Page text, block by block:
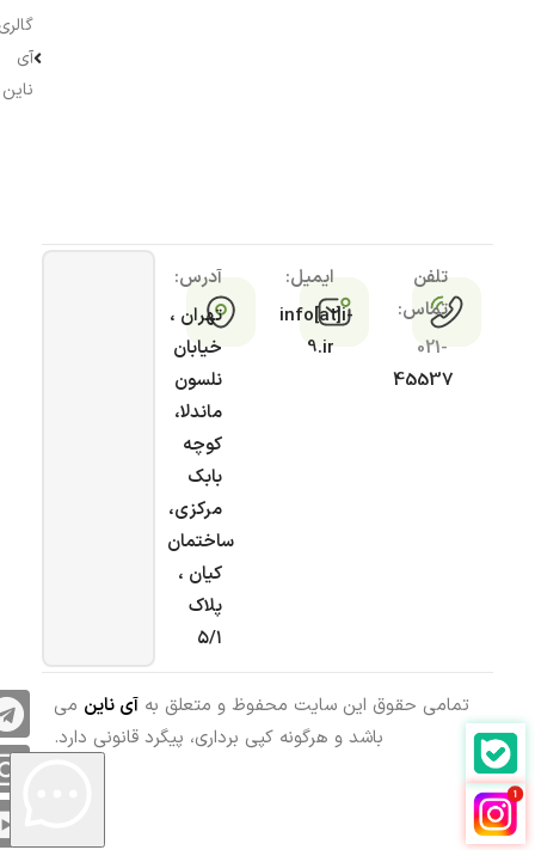
آی
ناین
تلفن
تماس:
021-
45537
ایمیل:
info[at]i-
9.ir
آدرس:
تهران ،
خیابان
نلسون
ماندلا،
کوچه
بابک
مرکزی،
ساختمان
کیان ،
پلاک
۵/۱
تمامی حقوق این سایت محفوظ و متعلق به آی ناین می
باشد و هرگونه کپی برداری، پیگرد قانونی دارد.